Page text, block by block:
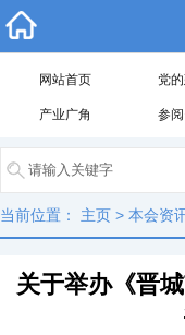
网站首页 党
产业广角 参
当前位置： 主页 > 本会资
关于举办《晋